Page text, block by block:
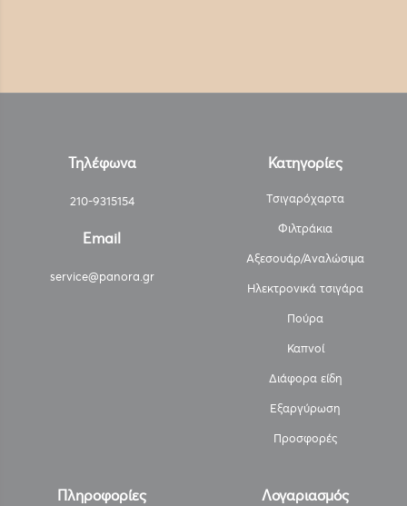
Τηλέφωνα
210-9315154
Email
service@panora.gr
Κατηγορίες
Τσιγαρόχαρτα
Φιλτράκια
Αξεσουάρ/Αναλώσιμα
Ηλεκτρονικά τσιγάρα
Πούρα
Καπνοί
Διάφορα είδη
Εξαργύρωση
Προσφορές
Πληροφορίες Λογαριασμός